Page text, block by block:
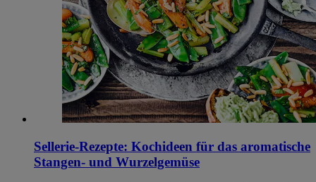
Sellerie-Rezepte: Kochideen für das aromatische
Stangen- und Wurzelgemüse